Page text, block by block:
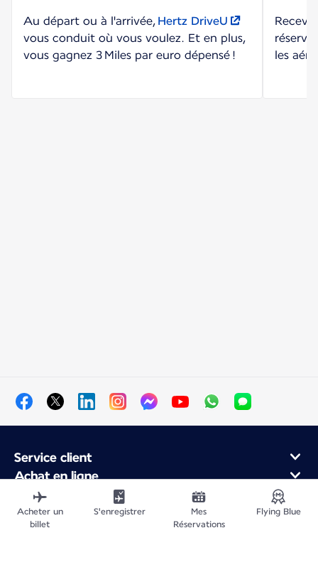
Au départ ou à l'arrivée, Hertz DriveU
vous conduit où vous voulez. Et en plus,
vous gagnez 3 Miles par euro dépensé !
les
Service client
Achat en ligne
Programme de fidélité et partenaires
À propos d'Air France
Application Mobile Air France
Acheter un
billet
S'enregistrer
Mes
Réservations
Flying Blue